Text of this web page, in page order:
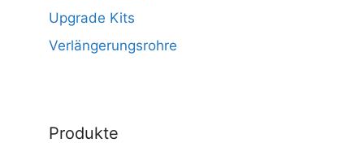
Upgrade Kits
Verlängerungsrohre
Produkte